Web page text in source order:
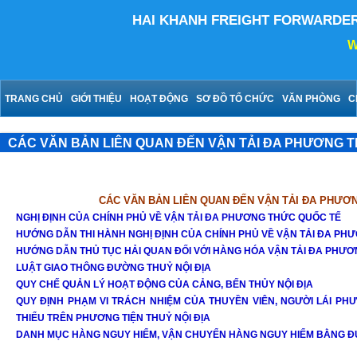
HAI KHANH FREIGHT
TRANG CHỦ GIỚI THIỆU HOẠT ĐỘNG SƠ ĐỒ TỔ CHỨC VĂN PHÒNG
CÁC VĂN BẢN LIÊN QUAN ĐẾN VẬN TẢI ĐA PHƯƠNG
CÁC VĂN BẢN LIÊN QUAN ĐẾN VẬN TẢI ĐA
NGHỊ ĐỊNH CỦA CHÍNH PHỦ VỀ VẬN TẢI ĐA PHƯƠNG THỨC QUỐC TẾ
HƯỚNG DẪN THI HÀNH NGHỊ ĐỊNH CỦA CHÍNH PHỦ VỀ VẬN TẢI ĐA
HƯỚNG DẪN THỦ TỤC HẢI QUAN ĐỐI VỚI HÀNG HÓA VẬN TẢI ĐA
LUẬT GIAO THÔNG ĐƯỜNG THUỶ NỘI ĐỊA
QUY CHẾ QUẢN LÝ HOẠT ĐỘNG CỦA CẢNG, BẾN THỦY NỘI ĐỊA
QUY ĐỊNH PHẠM VI TRÁCH NHIỆM CỦA THUYỀN VIÊN, NGƯỜI LÁI
THIỂU TRÊN PHƯƠNG TIỆN THUỶ NỘI ĐỊA
DANH MỤC HÀNG NGUY HIỂM, VẬN CHUYỂN HÀNG NGUY HIỂM BẰNG